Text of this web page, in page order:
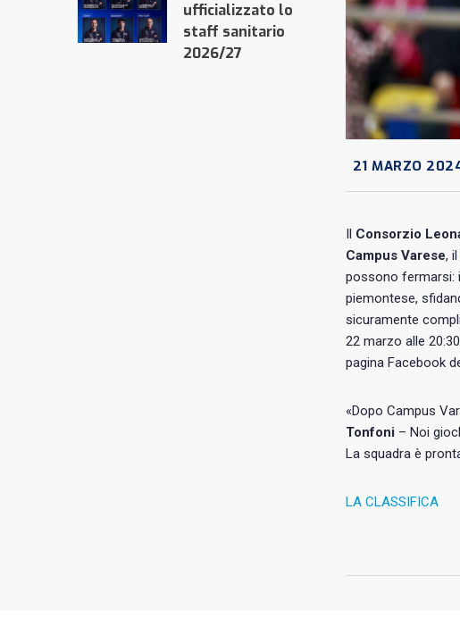
21 MARZO
Il Consorzio
Campus Varese,
possono fermarsi:
piemontese,
sicuramente
22 marzo alle
pagina Facebook
«Dopo Campus
Tonfoni – Noi
La squadra è
LA CLASSIFICA
ufficializzato lo
staff sanitario
2026/27